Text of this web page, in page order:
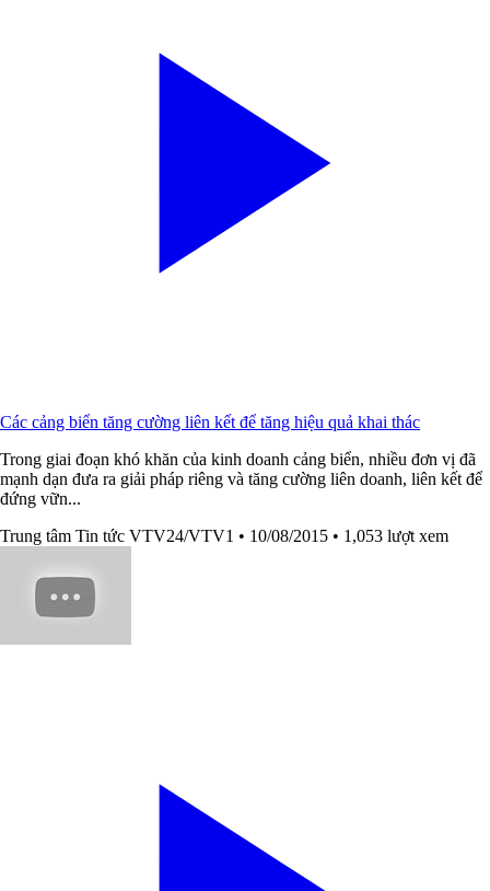
Các cảng biển tăng cường liên kết để tăng hiệu quả khai thác
Trong giai đoạn khó khăn của kinh doanh cảng biển, nhiều đơn vị đã
mạnh dạn đưa ra giải pháp riêng và tăng cường liên doanh, liên kết để
đứng vữn...
Trung tâm Tin tức VTV24/VTV1 • 10/08/2015 • 1,053 lượt xem